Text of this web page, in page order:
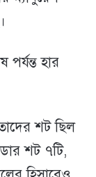
পর্যন্ত হার
শট ছিল
শট ৭টি,